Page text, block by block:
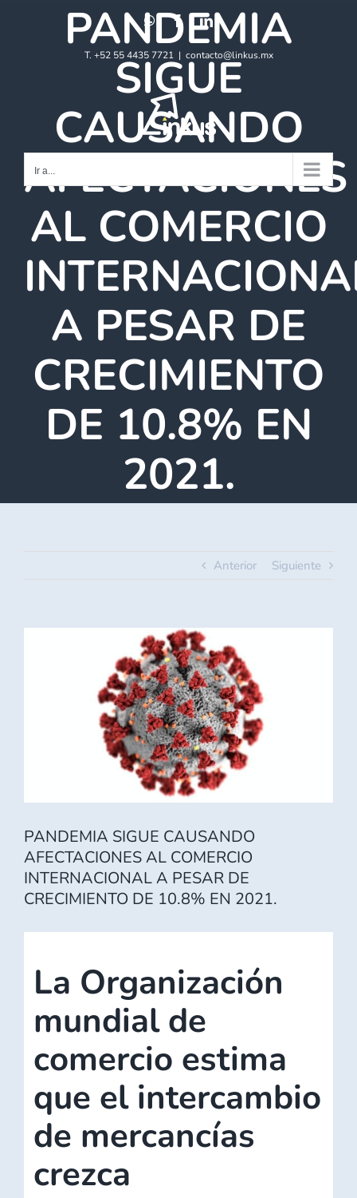
WhatsAppFacebookLinkedIn
T. +52 55 4435 7721 | contacto@linkus.mx
Ir a...
PANDEMIA
SIGUE
CAUSANDO
AFECTACIONES
AL COMERCIO
A PESAR DE
CRECIMIENTO
DE 10.8% EN
2021.
Anterior Siguiente
PANDEMIA SIGUE CAUSANDO
AFECTACIONES AL COMERCIO
INTERNACIONAL A PESAR DE
CRECIMIENTO DE 10.8% EN 2021.
La Organización
mundial de
comercio estima
que el intercambio
de mercancías
crezca